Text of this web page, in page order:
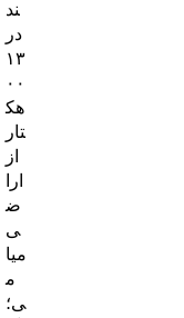
ند
در
۱۳
۰۰
هک
تار
از
ارا
ض
ی
میا
م
ی؛